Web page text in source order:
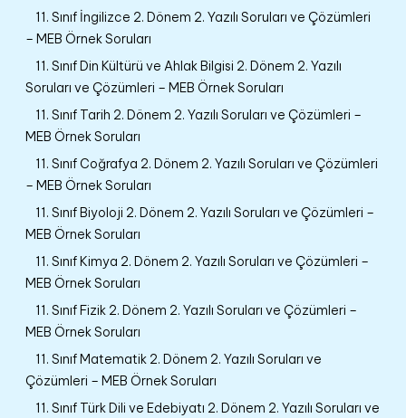
11. Sınıf İngilizce 2. Dönem 2. Yazılı Soruları ve Çözümleri
– MEB Örnek Soruları
11. Sınıf Din Kültürü ve Ahlak Bilgisi 2. Dönem 2. Yazılı
Soruları ve Çözümleri – MEB Örnek Soruları
11. Sınıf Tarih 2. Dönem 2. Yazılı Soruları ve Çözümleri –
MEB Örnek Soruları
11. Sınıf Coğrafya 2. Dönem 2. Yazılı Soruları ve Çözümleri
– MEB Örnek Soruları
11. Sınıf Biyoloji 2. Dönem 2. Yazılı Soruları ve Çözümleri –
MEB Örnek Soruları
11. Sınıf Kimya 2. Dönem 2. Yazılı Soruları ve Çözümleri –
MEB Örnek Soruları
11. Sınıf Fizik 2. Dönem 2. Yazılı Soruları ve Çözümleri –
MEB Örnek Soruları
11. Sınıf Matematik 2. Dönem 2. Yazılı Soruları ve
Çözümleri – MEB Örnek Soruları
11. Sınıf Türk Dili ve Edebiyatı 2. Dönem 2. Yazılı Soruları ve